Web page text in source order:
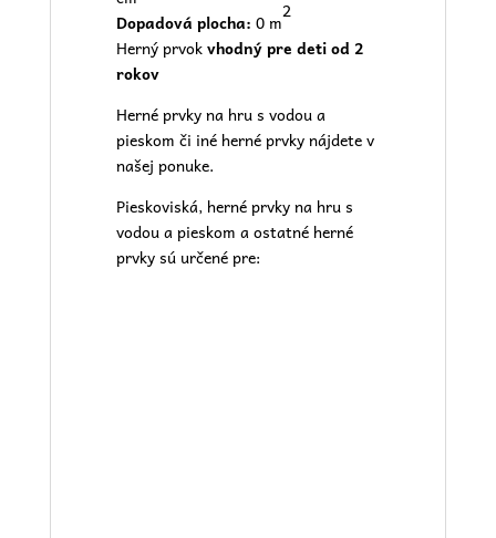
Dopadová plocha: 0 m
2
Herný prvokvhodný pre deti od 2
rokov
Herné prvky na hru s vodou a
pieskom či iné herné prvky nájdete v
našejponuke.
Pieskoviská, herné prvky na hru s
vodou a pieskom a ostatné herné
prvky sú určené pre: